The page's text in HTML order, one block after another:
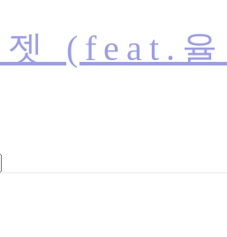
젯 (feat.